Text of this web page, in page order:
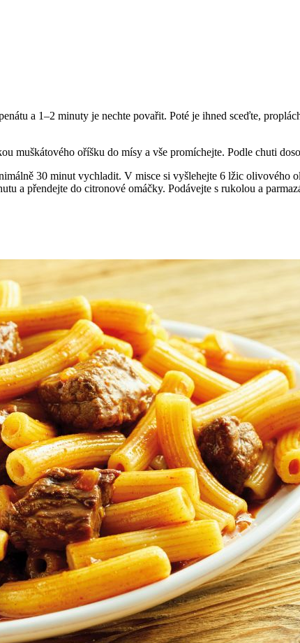
a 1–2 minuty je nechte povařit. Poté je ihned sceďte,
muškátového oříšku do mísy a vše promíchejte. Podle chuti
30 minut vychladit. V misce si vyšlehejte 6 lžic olivového
a přendejte do citronové omáčky. Podávejte s rukolou a